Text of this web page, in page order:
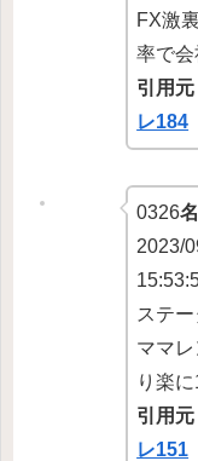
FX激
率で会
引用
レ184
0326
2023/
ステ
ママ
り楽
引用
レ151